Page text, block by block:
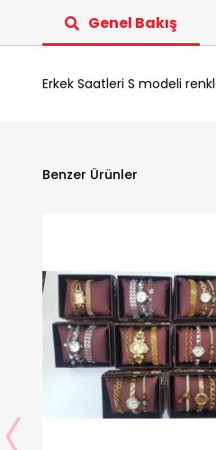
Genel Bakış
Erkek Saatleri S modeli
Benzer Ürünler